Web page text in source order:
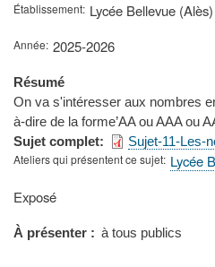
Établissement Lycée Bellevue (Alès)
Année 2025-2026
Résumé
On va s'intéresser aux nombres
à-dire de la forme’AA ou AAA ou
Sujet complet
Sujet-11-Les-
Ateliers qui présentent ce sujet Lycée
Type
présentation
Exposé
À présenter à tous publics